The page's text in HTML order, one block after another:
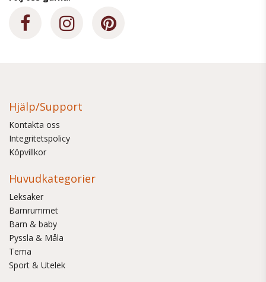
Hjälp/Support
Kontakta oss
Integritetspolicy
Köpvillkor
Huvudkategorier
Leksaker
Barnrummet
Barn & baby
Pyssla & Måla
Tema
Sport & Utelek